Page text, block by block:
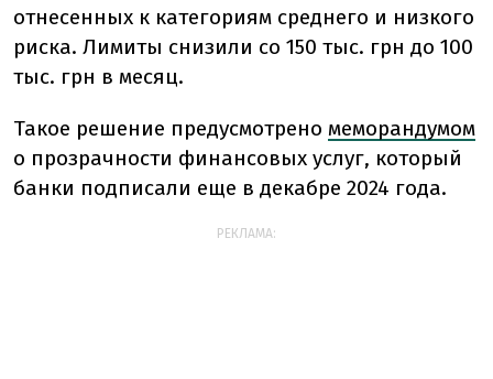
отнесенных к категориям среднего и низкого
риска. Лимиты снизили со 150 тыс. грн до 100
тыс. грн в месяц.
Такое решение предусмотрено меморандумом
о прозрачности финансовых услуг, который
банки подписали еще в декабре 2024 года.
РЕКЛАМА: